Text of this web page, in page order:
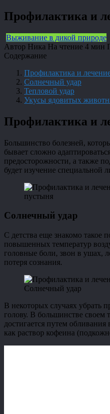
Профилактика и
Выживание в дикой природе
Автор Ника На чтение 4 мин
Содержание
Профилактика и
Солнечный удар
Тепловой удар
Укусы ядовитых
Профилактика и
Большинство болезней,
бывает сложно
предосторожности, а также
будет изучение специальной
пустыня
Солнечный удар
С детства еще знакомо такое
повышенных температур
головные боли, звон в ушах,
потеря сознания.
Солнечный удар
В некоторых случаях убрать
голову. В большинстве своем
достигается путем
как раствор кофеина